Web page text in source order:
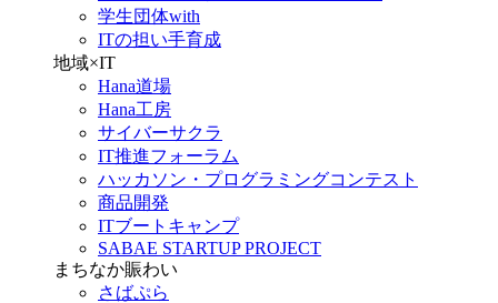
学生団体with
ITの担い手育成
地域×IT
Hana道場
Hana工房
サイバーサクラ
IT推進フォーラム
ハッカソン・プログラミングコンテスト
商品開発
ITブートキャンプ
SABAE STARTUP PROJECT
まちなか賑わい
さばぷら